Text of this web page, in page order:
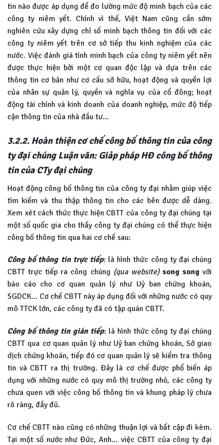
tin nào được áp dụng để đo lường mức độ minh bạch của các
công ty niêm yết. Chính vì thế, Việt Nam cũng cần sớm
nghiên cứu xây dựng chỉ số minh bạch thông tin đối với các
công ty niêm yết trên cơ sở tiếp thu kinh nghiệm của các
nước. Việc đánh giá tính minh bạch của công ty niêm yết nên
được thực hiện bởi một cơ quan độc lập và dựa trên các
thông tin cơ bản như cơ cấu sở hữu, hoạt động và quyền lợi
của nhân sự quản lý, quyền và nghĩa vụ của cổ đông; hoạt
động tài chính và kinh doanh của doanh nghiệp, mức độ tiếp
cận thông tin của nhà đầu tư…
3.2.2. Hoàn thiện cơ chế công bố thông tin của công
ty đại chúng Luận văn: Giảp pháp HĐ công bố thông
tin của CTy đại chúng
Hoạt động công bố thông tin của công ty đại nhằm giúp việc
tìm kiếm và thu thập thông tin cho các bên được dễ dàng.
Xem xét cách thức thực hiện CBTT của công ty đại chúng tại
một số quốc gia cho thấy công ty đại chúng có thể thực hiện
công bố thông tin qua hai cơ chế sau:
Công bố thông tin trực tiếp: là hình thức công ty đại chúng
CBTT trực tiếp ra công chúng (qua website) song songvới
báo cáo cho cơ quan quản lý như Uỷ ban chứng khoán,
SGDCK… Cơ chế CBTT này áp dụng đối với những nước có quy
mô TTCK lớn, các công ty đã có tập quán CBTT.
Công bố thông tin gián tiếp: là hình thức công ty đại chúng
CBTT qua cơ quan quản lý như Uỷ ban chứng khoán, Sở giao
dịch chứng khoán, tiếp đó cơ quan quản lý sẽ kiểm tra thông
tin và CBTT ra thị trường. Đây là cơ chế được phổ biến áp
dụng với những nước có quy mô thị trường nhỏ, các công ty
chưa quen với việc công bố thông tin và khung pháp lý chưa
rõ ràng, đầy đủ.
Cơ chế CBTT nào cũng có những thuận lợi và bất cập đi kèm.
Tại một số nước như Đức, Anh… việc CBTT của công ty đại